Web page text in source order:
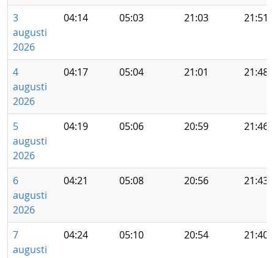
3
augusti
2026
04:14 05:03 21:03 21:51
4
augusti
2026
04:17 05:04 21:01 21:48
5
augusti
2026
04:19 05:06 20:59 21:46
6
augusti
2026
04:21 05:08 20:56 21:43
7
augusti
04:24 05:10 20:54 21:40